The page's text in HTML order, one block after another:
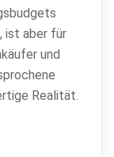
ist aber für
und
Realität.